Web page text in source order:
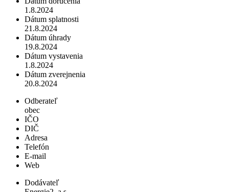
1.8.2024
Dátum splatnosti
21.8.2024
Dátum úhrady
19.8.2024
Dátum vystavenia
1.8.2024
Dátum zverejnenia
20.8.2024
Odberateľ
obec
IČO
DIČ
Adresa
Telefón
E-mail
Web
Dodávateľ